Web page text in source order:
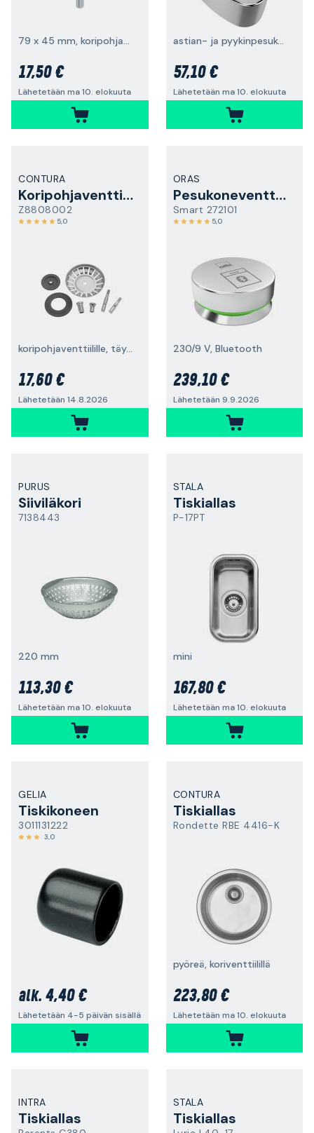
79 x 45 mm, koripohjaventtiiliin
17,50 €
Lähetetään ma 10. elokuuta
astian- ja pyykinpesukoneeseen
57,10 €
Lähetetään ma 10. elokuuta
CONTURA
Koripohjaventtiilin sihti
Z8808002
5,0
koripohjaventtiilille, täydellinen
17,60 €
Lähetetään 14.8.2026
ORAS
Pesukoneventtiili
Smart 272101
5,0
230/9 V, Bluetooth
239,10 €
Lähetetään 9.9.2026
PURUS
Siiviläkori
7138443
220 mm
113,30 €
Lähetetään ma 10. elokuuta
STALA
Tiskiallas
P-17PT
mini
167,80 €
Lähetetään ma 10. elokuuta
GELIA
Tiskikoneen
3011131222
3,0
alk. 4,40 €
Lähetetään 4-5 päivän sisällä
CONTURA
Tiskiallas
Rondette RBE 4416-K
pyöreä, koriventtiilillä
223,80 €
Lähetetään ma 10. elokuuta
INTRA
Tiskiallas
STALA
Tiskiallas